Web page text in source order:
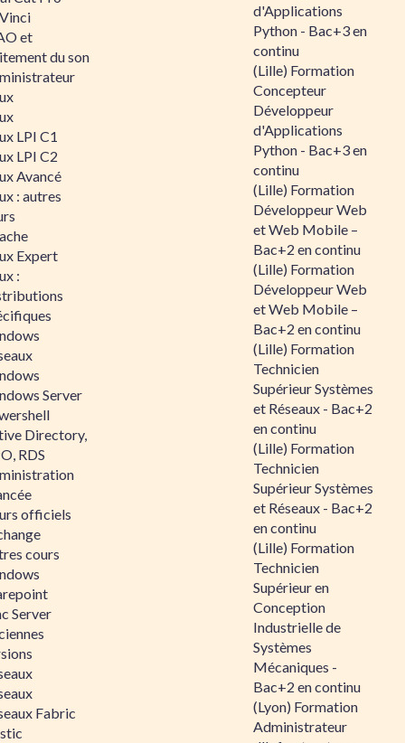
et
du son
LPI C1
LPI C2
Avancé
: autres
Expert
:
Server
Directory,
RDS
officiels
cours
Server
Fabric
d'Applications
Python - Bac+3 en
continu
(Lille) Formation
Concepteur
Développeur
d'Applications
Python - Bac+3 en
continu
(Lille) Formation
Développeur Web
et Web Mobile –
Bac+2 en continu
(Lille) Formation
Développeur Web
et Web Mobile –
Bac+2 en continu
(Lille) Formation
Technicien
Supérieur Systèmes
et Réseaux - Bac+2
en continu
(Lille) Formation
Technicien
Supérieur Systèmes
et Réseaux - Bac+2
en continu
(Lille) Formation
Technicien
Supérieur en
Conception
Industrielle de
Systèmes
Mécaniques -
Bac+2 en continu
(Lyon) Formation
Administrateur